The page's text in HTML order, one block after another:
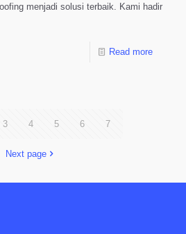
menjadi solusi terbaik. Kami hadir
Read more
3 4 5 6 7
Next page